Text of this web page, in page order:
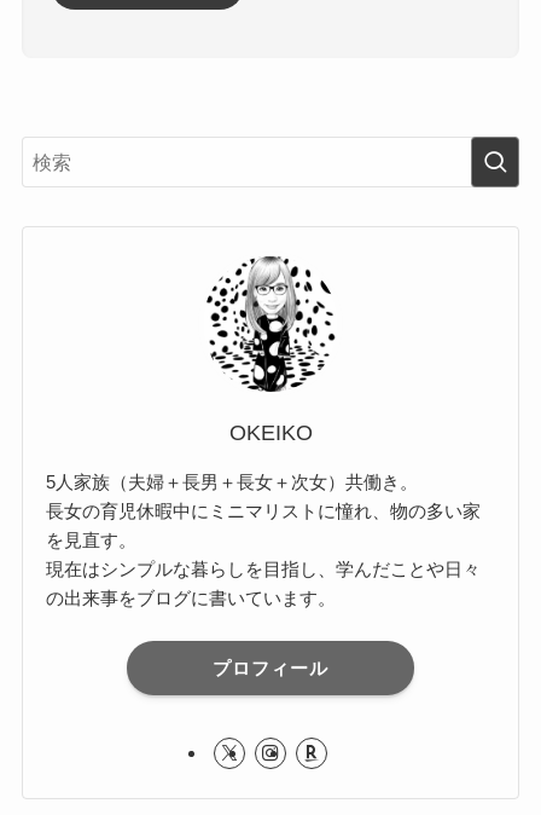
OKEIKO
5人家族（夫婦＋長男＋長女＋次女）共働き。
長女の育児休暇中にミニマリストに憧れ、物の多い家
を見直す。
現在はシンプルな暮らしを目指し、学んだことや日々
の出来事をブログに書いています。
プロフィール